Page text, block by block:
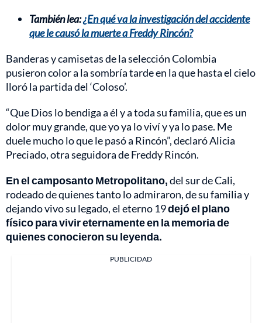
También lea:¿En qué va la investigación del accidente
que le causó la muerte a Freddy Rincón?
Banderas y camisetas de la selección Colombia
pusieron color a la sombría tarde en la que hasta el cielo
lloró la partida del ‘Coloso’.
“Que Dios lo bendiga a él y a toda su familia, que es un
dolor muy grande, que yo ya lo viví y ya lo pase. Me
duele mucho lo que le pasó a Rincón”, declaró Alicia
Preciado, otra seguidora de Freddy Rincón.
En el camposanto Metropolitano,del sur de Cali,
rodeado de quienes tanto lo admiraron, de su familia y
dejando vivo su legado, el eterno 19dejó el plano
físico para vivir eternamente en la memoria de
quienes conocieron su leyenda.
PUBLICIDAD